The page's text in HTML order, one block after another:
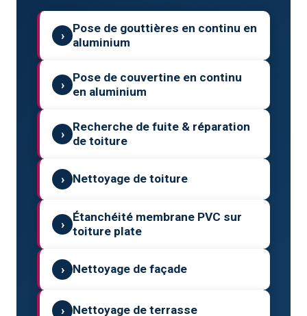
›
Pose de gouttières en continu en
aluminium
›
Pose de couvertine en continu
en aluminium
›
Recherche de fuite & réparation
de toiture
› Nettoyage de toiture
›
Étanchéité membrane PVC sur
toiture plate
› Nettoyage de façade
› Nettoyage de terrasse